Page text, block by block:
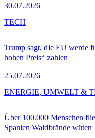
30.07.2026
Trump sagt, die EU werde
hohen Preis“ zahlen
25.07.2026
TECH
Über 100.000 Menschen
Spanien Waldbrände wüten
ENERGIE, UMWELT &